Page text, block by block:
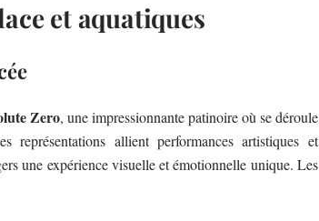
et aquatiques
Zero, une impressionnante patinoire où se déroule
représentations allient performances artistiques et
une expérience visuelle et émotionnelle unique. Les